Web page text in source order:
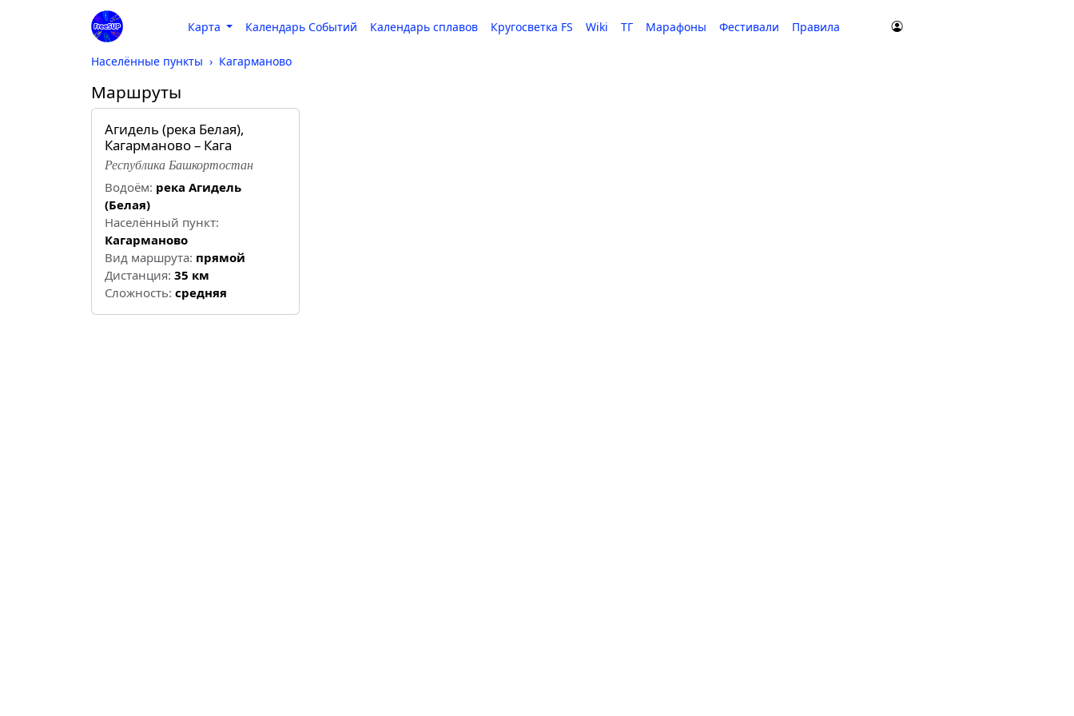
Карта Календарь Событий Календарь сплавов Кругосветка FS Wiki ТГ Марафоны Фестивали Правила
Населённые пункты Кагарманово
Маршруты
Агидель (река Белая),
Кагарманово – Кага
Республика Башкортостан
Водоём: река Агидель
(Белая)
Населённый пункт:
Кагарманово
Вид маршрута: прямой
Дистанция: 35 км
Cложность: средняя